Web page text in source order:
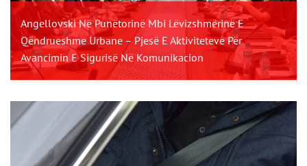
Angellovski Në Punëtorinë Mbi Lëvizshmërinë E
Qëndrueshme Urbane – Pjesë E Aktiviteteve Për
Avancimin E Sigurisë Në Komunikacion